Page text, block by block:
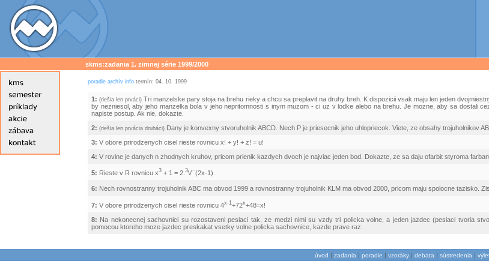
skms:zadania 1. zimnej série 1999/2000
poradie archív info termín: 04. 10. 1999
1:(riešia len prváci) Tri manzelske pary stoja na brehu rieky a chcu sa preplavit na druhy breh. K dispozicii vsak maju len jeden
by nezniesol, aby jeho manzelka bola v jeho nepritomnosti s inym muzom - ci uz v lodke alebo na brehu. Je mozne, aby sa dostali
napiste postup. Ak nie, dokazte.
2: (riešia len prvácia druháci) Dany je konvexny stvoruholnik ABCD. Nech P je priesecnik jeho uhlopriecok. Viete, ze obsahy trojuholnikov
3: V obore prirodzenych cisel rieste rovnicu x! + y! + z! = u!
4: V rovine je danych n zhodnych kruhov, pricom prienik kazdych dvoch je najviac jeden bod. Dokazte, ze sa daju ofarbit styroma
5: Rieste v R rovnicu x3 + 1 = 2. 3\/¯(2x-1) .
6: Nech rovnostranny trojuholnik ABC ma obvod 1999 a rovnostranny trojuholnik KLM ma obvod 2000, pricom maju spolocne tazisko.
7: V obore prirodzenych cisel rieste rovnicu 4x-1+72x+48=x!
8: Na nekonecnej sachovnici su rozostaveni pesiaci tak, ze medzi nimi su vzdy tri policka volne, a jeden jazdec (pesiaci tvoria
pomocou ktoreho moze jazdec preskakat vsetky volne policka sachovnice, kazde prave raz.
úvod | zadania | poradie | vzoráky| debata | sústredenia |